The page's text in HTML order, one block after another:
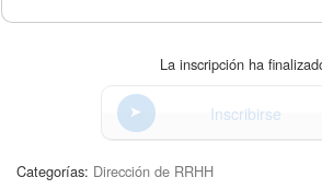
La inscripción ha
Inscribirse
Categorías: Dirección de RRHH